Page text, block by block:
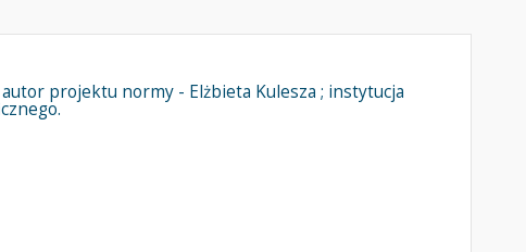
projektu normy - Elżbieta Kulesza ; instytucja